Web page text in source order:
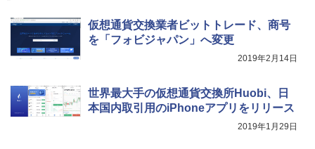
仮想通貨交換業者ビットトレード、商号
を「フォビジャパン」へ変更
2019年2月14日
世界最大手の仮想通貨交換所Huobi、日
本国内取引用のiPhoneアプリをリリース
2019年1月29日